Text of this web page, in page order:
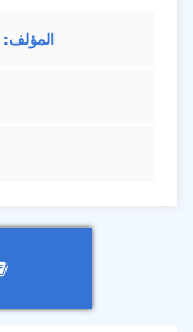
المؤلف